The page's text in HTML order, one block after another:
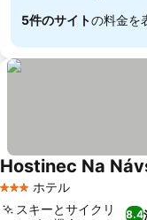
5件のサイトの料金を
3 ホテルのランク
ホテル
Hostinec Na
8.4
スキーとサイクリ